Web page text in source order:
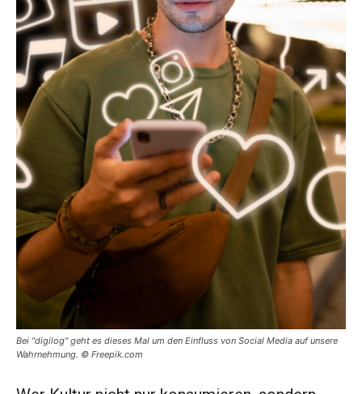
Bei "digilog" geht es dieses Mal um den Einfluss von Social Media auf unsere
Wahrnehmung. © Freepik.com